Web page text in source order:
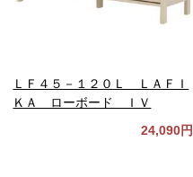
ＬＦ４５－１２０Ｌ ＬＡＦＩ
ＫＡ ローボード ＩＶ
24,090円